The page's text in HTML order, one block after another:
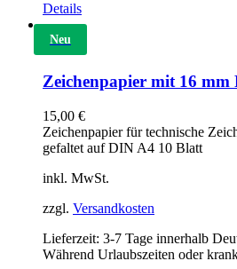
Details
Neu
Zeichenpapier mit 16 mm
15,00 €
Zeichenpapier für technische
gefaltet auf DIN A4 10 Blatt
inkl. MwSt.
zzgl. Versandkosten
Lieferzeit: 3-7 Tage innerhalb
Während Urlaubszeiten oder